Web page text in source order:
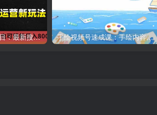
小红书虚拟资料项目：最新搜索流变现玩法，0成本简单可复制，一人多店打法，新手日入800+ 手绘视频号速成课：手绘内容制作，流量获取技巧，零基础月入过万